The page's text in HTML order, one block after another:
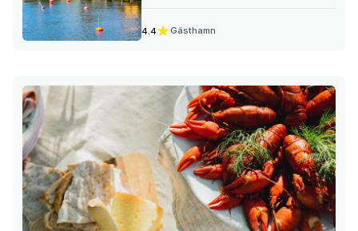
det är lätt att ta sig dit med båt eller
buss från Stockholm.
4.4 Gästhamn